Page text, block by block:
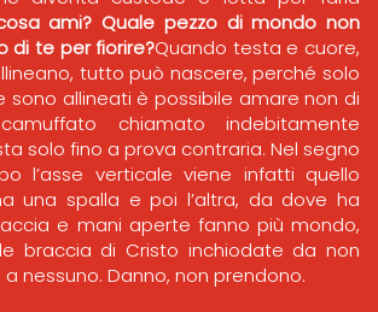
ami? Quale pezzo di mondo non
di te per fiorire?Quando testa e cuore,
tutto può nascere, perché solo
sono allineati è possibile amare non di
camuffato chiamato indebitamente
solo fino a prova contraria. Nel segno
l’asse verticale viene infatti quello
una spalla e poi l’altra, da dove ha
e mani aperte fanno più mondo,
braccia di Cristo inchiodate da non
nessuno. Danno, non prendono.